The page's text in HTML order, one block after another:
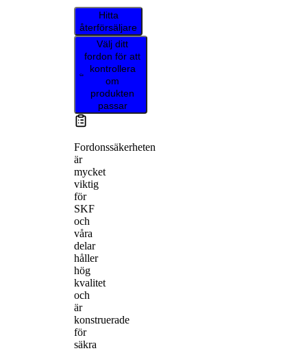
Hitta
återförsäljare
Välj ditt
fordon för att
kontrollera
om
produkten
passar
Fordonssäkerheten
är
mycket
viktig
för
SKF
och
våra
delar
håller
hög
kvalitet
och
är
konstruerade
för
säkra